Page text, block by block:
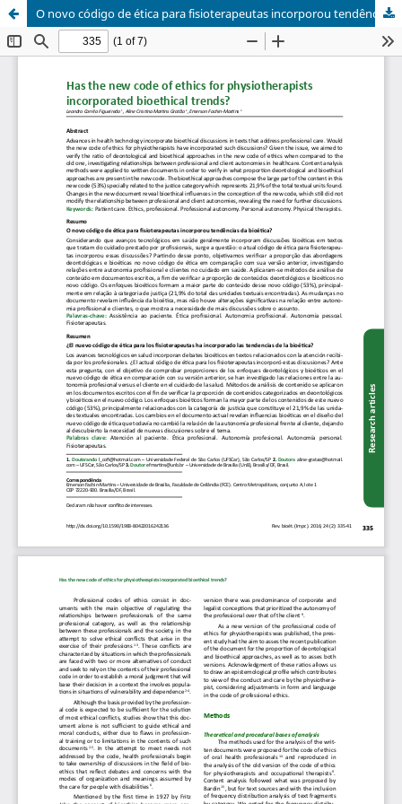
O novo código de ética para fisioterapeutas incorporou tendências da bioética?